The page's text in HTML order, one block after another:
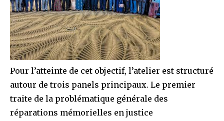
Pour l’atteinte de cet objectif, l’atelier est structuré
autour de trois panels principaux. Le premier
traite de la problématique générale des
réparations mémorielles en justice